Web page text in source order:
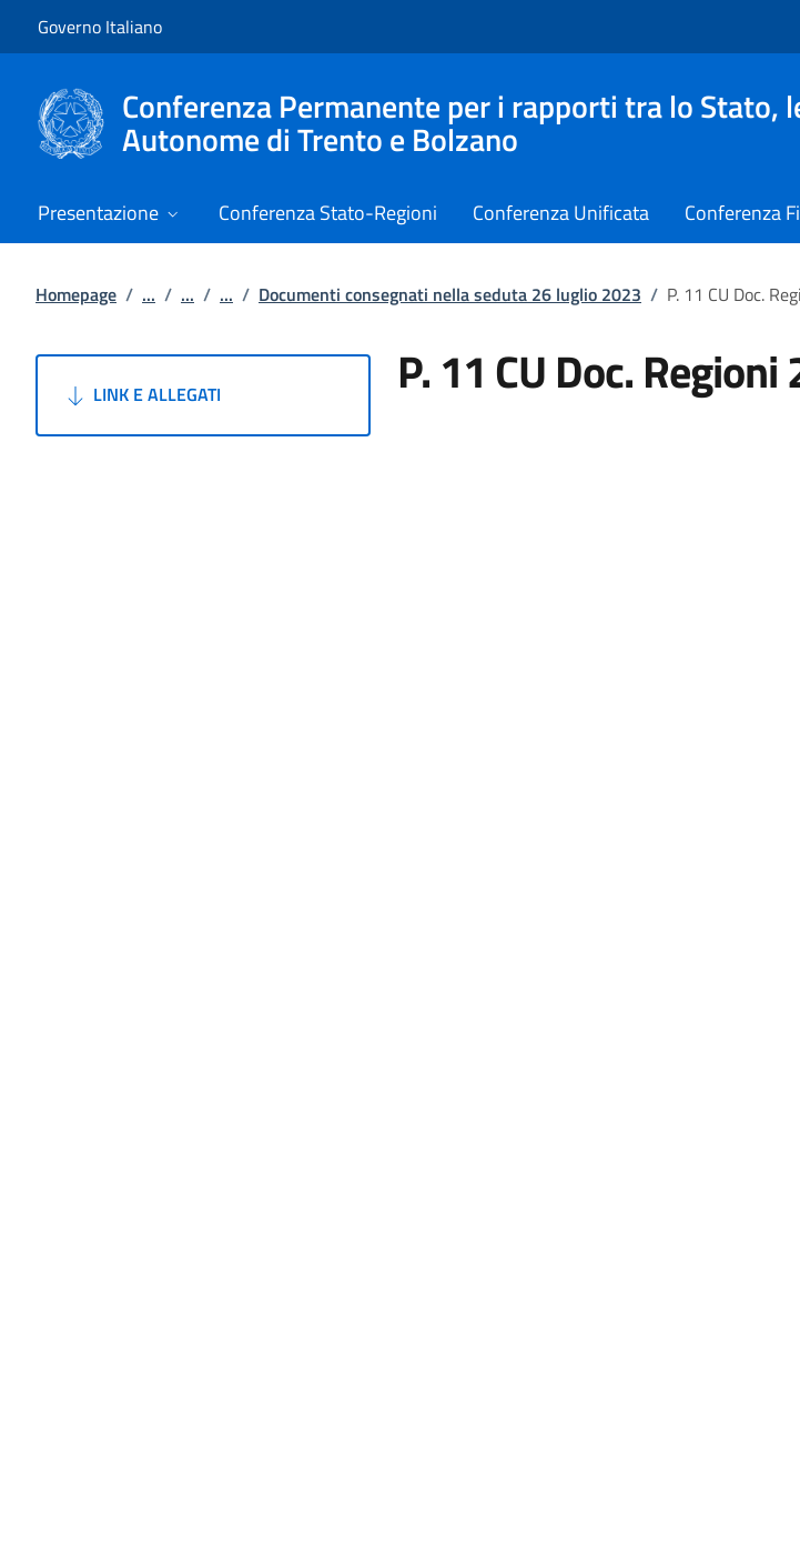
Governo Italiano
Conferenza Permanente per i rapporti tra lo Stato,
Autonome di Trento e Bolzano
Presentazione Conferenza Stato-Regioni Conferenza Unificata Conferenza
Homepage / ... / ... / ... / Documenti consegnati nella seduta 26 luglio 2023 / P. 11 CU Doc.
LINK E ALLEGATI P. 11 CU Doc.